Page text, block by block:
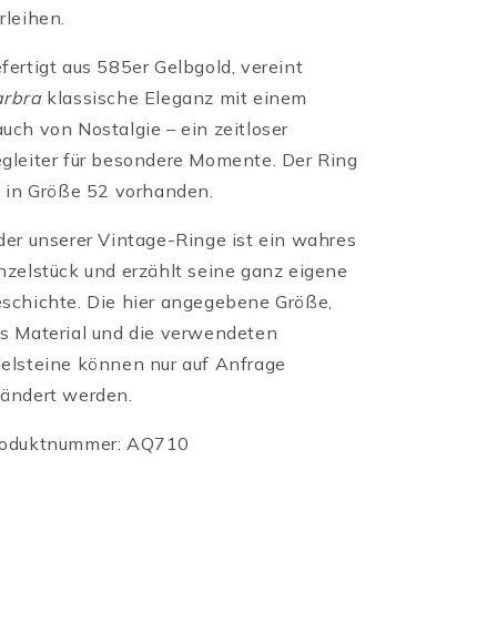
aus 585er Gelbgold, vereint
klassische Eleganz mit einem
von Nostalgie – ein zeitloser
für besondere Momente. Der Ring
in Größe 52 vorhanden.
unserer Vintage-Ringe ist ein wahres
und erzählt seine ganz eigene
Die hier angegebene Größe,
Material und die verwendeten
können nur auf Anfrage
werden.
AQ710